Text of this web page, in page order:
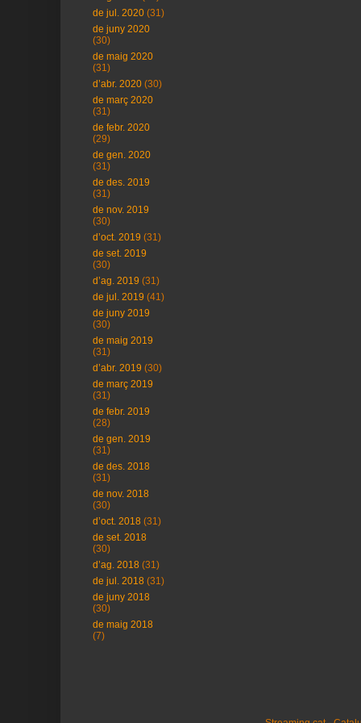
de jul. 2020 (31)
de juny 2020
(30)
de maig 2020
(31)
d’abr. 2020 (30)
de març 2020
(31)
de febr. 2020
(29)
de gen. 2020
(31)
de des. 2019
(31)
de nov. 2019
(30)
d’oct. 2019 (31)
de set. 2019
(30)
d’ag. 2019 (31)
de jul. 2019 (41)
de juny 2019
(30)
de maig 2019
(31)
d’abr. 2019 (30)
de març 2019
(31)
de febr. 2019
(28)
de gen. 2019
(31)
de des. 2018
(31)
de nov. 2018
(30)
d’oct. 2018 (31)
de set. 2018
(30)
d’ag. 2018 (31)
de jul. 2018 (31)
de juny 2018
(30)
de maig 2018
(7)